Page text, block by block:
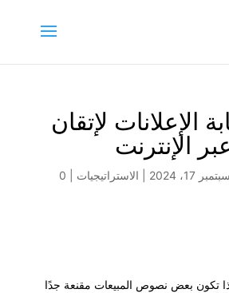
الإعلانات لإتقان
الإنترنت
سبتمبر 17، 2024 الاستراتيجيات
0
تكون بعض نصوص المبيعات مقنعة جدًا